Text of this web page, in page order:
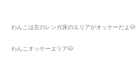
わんこは左のレンガ床のエリアがオッケーだよ🐶
わんこオッケーエリア🐶